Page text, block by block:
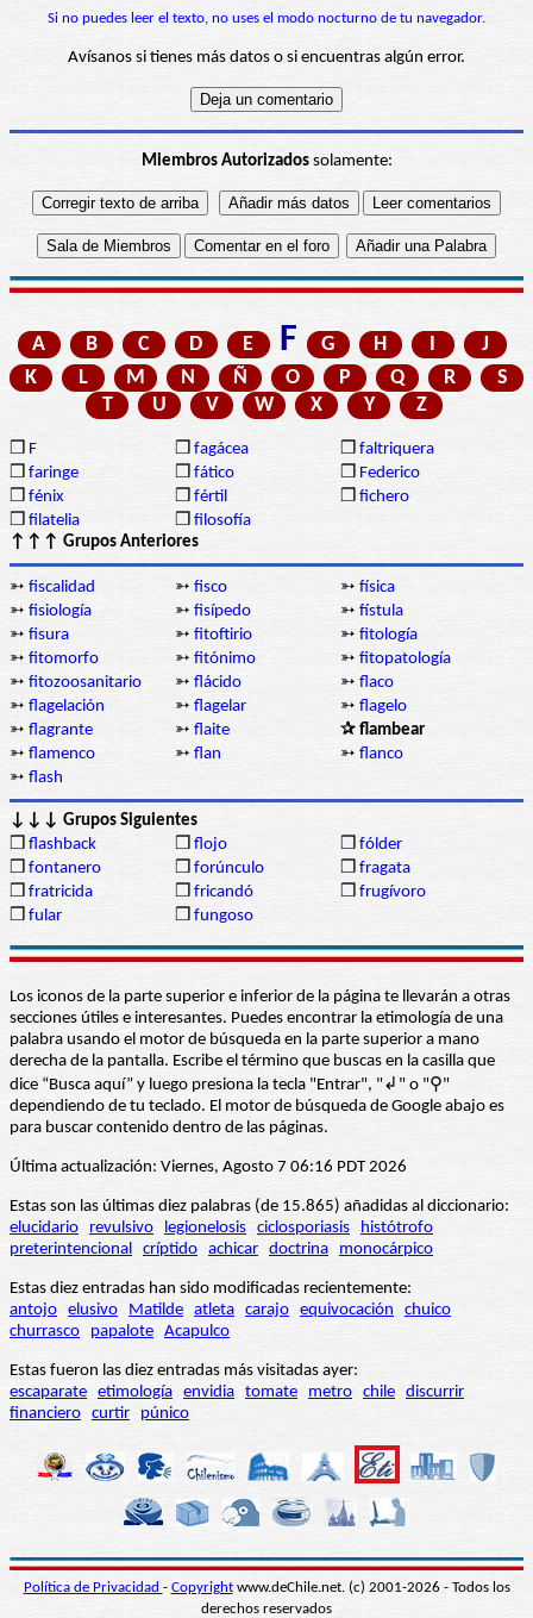
Si no puedes leer el texto, no uses el modo nocturno de tu navegador.
Avísanos si tienes más datos o si encuentras algún error.
Miembros Autorizadossolamente:
A B C D E F G H I
J
K
L M N Ñ O P Q R
S
T
U V W X Y Z
❒ F ❒ fagácea ❒ faltriquera
❒ faringe ❒ fático ❒ Federico
❒ fénix ❒ fértil ❒ fichero
❒ filatelia ❒ filosofía
↑↑↑ Grupos Anteriores
➳ fiscalidad ➳ fisco ➳ física
➳ fisiología ➳ fisípedo ➳ fístula
➳ fisura ➳ fitoftirio ➳ fitología
➳ fitomorfo ➳ fitónimo ➳ fitopatología
➳ fitozoosanitario ➳ flácido ➳ flaco
➳ flagelación ➳ flagelar ➳ flagelo
➳ flagrante ➳ flaite
✰ flambear
➳ flamenco ➳ flan ➳ flanco
➳ flash
↓↓↓ Grupos Siguientes
❒ flashback ❒ flojo ❒ fólder
❒ fontanero ❒ forúnculo ❒ fragata
❒ fratricida ❒ fricandó ❒ frugívoro
❒ fular ❒ fungoso
Los iconos de la parte superior e inferior de la página te llevarán a otras
secciones útiles e interesantes. Puedes encontrar la etimología de una
palabra usando el motor de búsqueda en la parte superior a mano
derecha de la pantalla. Escribe el término que buscas en la casilla que
dice “Busca aquí” y luego presiona la tecla "Entrar", "↲" o "⚲"
dependiendo de tu teclado. El motor de búsqueda de Google abajo es
para buscar contenido dentro de las páginas.
Última actualización: Viernes, Agosto 7 06:16 PDT 2026
Estas son las últimas diez palabras (de 15.865) añadidas al diccionario:
elucidario
revulsivo legionelosis ciclosporiasis
histótrofo
preterintencional críptido achicar doctrina monocárpico
Estas diez entradas han sido modificadas recientemente:
antojo elusivo Matilde atleta carajo equivocación
chuico
churrasco
papalote Acapulco
Estas fueron las diez entradas más visitadas ayer:
escaparate etimología envidia tomate metro chile discurrir
financiero curtir púnico
Política de Privacidad - Copyrightwww.deChile.net. (c) 2001-2026 - Todos los
derechos reservados